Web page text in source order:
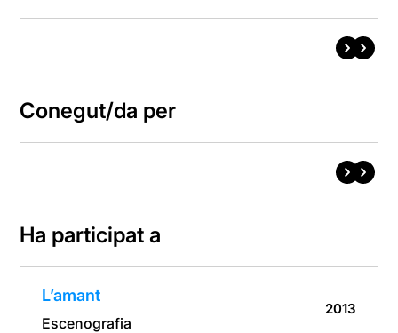
Conegut/da per
Ha participat a
L’amant
Escenografia
2013